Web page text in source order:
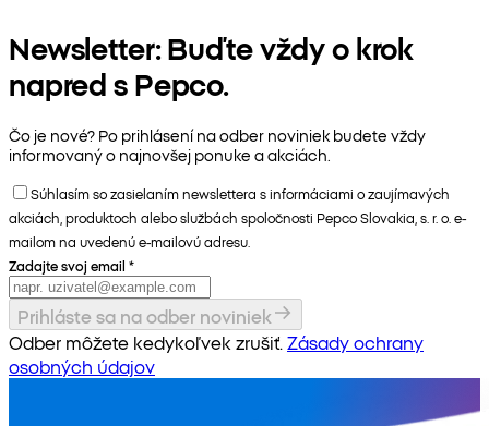
Newsletter: Buďte vždy o krok
napred s Pepco.
Čo je nové? Po prihlásení na odber noviniek budete vždy
informovaný o najnovšej ponuke a akciách.
Súhlasím so zasielaním newslettera s informáciami o zaujímavých
akciách, produktoch alebo službách spoločnosti Pepco Slovakia, s. r. o. e-
mailom na uvedenú e-mailovú adresu.
Zadajte svoj email *
Prihláste sa na odber noviniek
Odber môžete kedykoľvek zrušiť. Zásady ochrany
osobných údajov